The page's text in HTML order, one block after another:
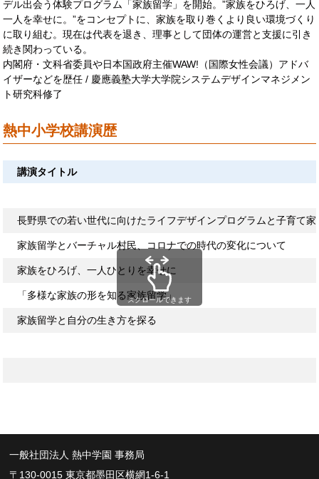
デル出会う体験プログラム「家族留学」を開始。”家族をひろげ、一人
一人を幸せに。”をコンセプトに、家族を取り巻くより良い環境づくり
に取り組む。現在は代表を退き、理事として団体の運営と支援に引き
続き関わっている。
内閣府・文科省委員や日本国政府主催WAW!（国際女性会議）アドバ
イザーなどを歴任 / 慶應義塾大学大学院システムデザインマネジメン
ト研究科修了
熱中小学校講演歴
講演タイトル
長野県での若い世代に向けたライフデザインプログラムと子育て
家族留学とバーチャル村民、コロナでの時代の変化について
家族をひろげ、一人ひとりを幸せに
「多様な家族の形を知る家族留学」
家族留学と自分の生き方を探る
スクロールできます
一般社団法人 熱中学園 事務局
〒130-0015 東京都墨田区横網1-6-1